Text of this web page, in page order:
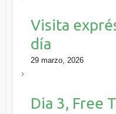
Visita
día
29 marzo, 2026
Dia 3, Free